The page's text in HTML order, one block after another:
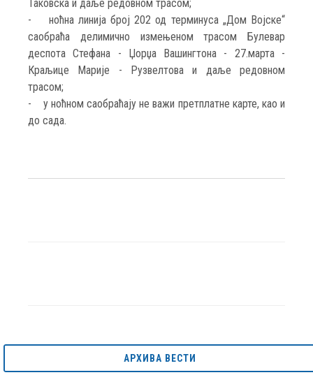
Таковска и даље редовном трасом;
- ноћна линија број 202 од терминуса „Дом Војске“
саобраћа делимично измењеном трасом Булевар
деспота Стефана - Џорџа Вашингтона - 27.марта -
Краљице Марије - Рузвелтова и даље редовном
трасом;
- у ноћном саобраћају не важи претплатне карте, као и
до сада.
АРХИВА ВЕСТИ